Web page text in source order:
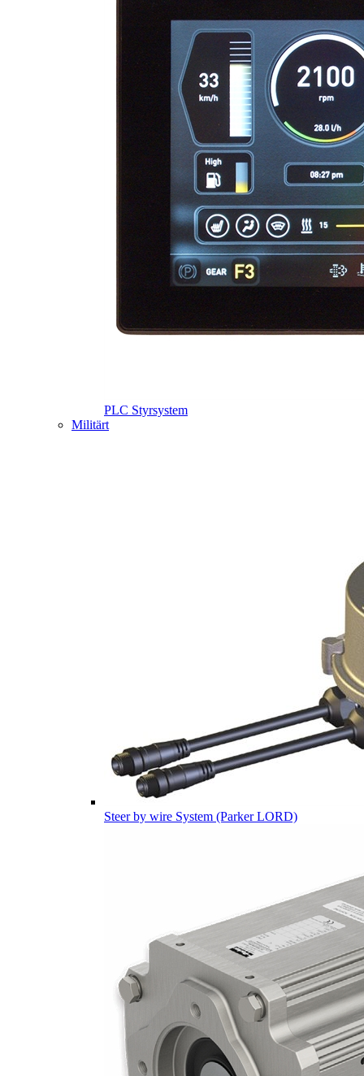
PLC Styrsystem
Militärt
Steer by wire System (Parker LORD)